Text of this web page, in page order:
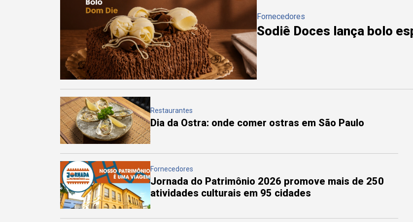
Fornecedores
Sodiê Doces lança bolo
Restaurantes
Dia da Ostra: onde comer ostras em São Paulo
Fornecedores
Jornada do Patrimônio 2026 promove mais de 250
atividades culturais em 95 cidades